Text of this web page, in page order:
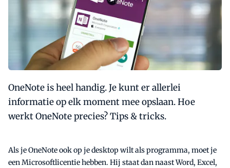
OneNote is heel handig. Je kunt er allerlei
informatie op elk moment mee opslaan. Hoe
werkt OneNote precies? Tips & tricks.
Als je OneNote ook op je desktop wilt als programma, moet je
een Microsoftlicentie hebben. Hij staat dan naast Word, Excel,